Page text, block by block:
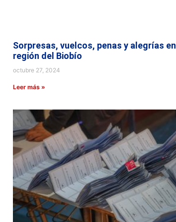
Sorpresas, vuelcos, penas y alegrías en
región del Biobío
octubre 27, 2024
Leer más »